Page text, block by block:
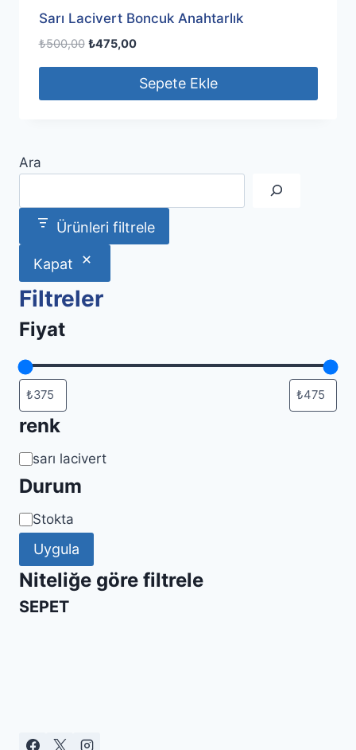
Sarı Lacivert Boncuk Anahtarlık
₺500,00 Orijinal
₺475,00Şu
fiyat:
₺475,00.
Sepete Ekle
Ara
Ürünleri filtrele
Kapat
Filtreler
Fiyat
renk
Renk
sarı lacivert
Durum
Uygunluk
Stokta
Uygula
Niteliğe göre filtrele
SEPET